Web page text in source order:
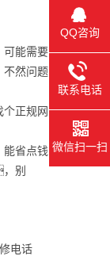
能需要
然问题
正规网
省点钱
别
电话
QQ咨询
联系电话
微信扫一扫